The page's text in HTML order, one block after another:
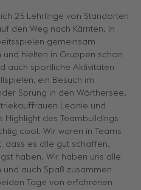
25 Lehrlinge von Standorten
den Weg nach Kärnten. In
gemeinsam
hielten in Gruppen schon
auch sportliche Aktivitäten
ein Besuch im
Sprung in den Wörthersee.
Leonie und
Highlight des Teambuildings
cool. Wir waren in Teams
dass es alle gut schaffen.
haben. Wir haben uns alle
auch Spaß zusammen
Tage von erfahrenen